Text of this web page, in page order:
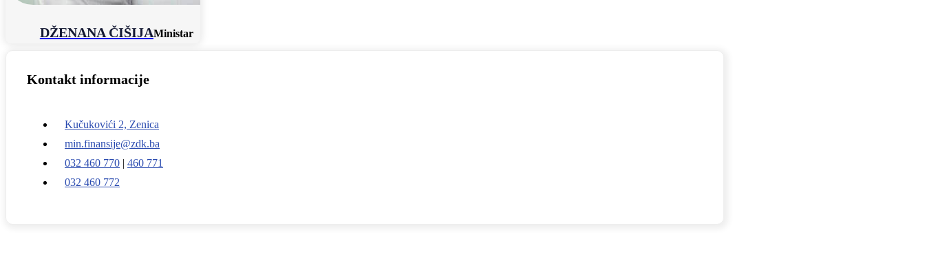
DŽENANA ČIŠIJAMinistar
Kontakt informacije
Kučukovići 2, Zenica
min.finansije@zdk.ba
032 460 770 | 460 771
032 460 772